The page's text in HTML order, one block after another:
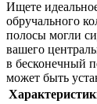
Ищете
обручального
полосы могли
вашего
в бесконечный
может быть